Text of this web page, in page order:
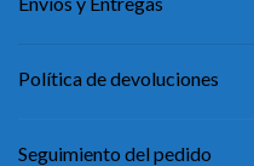
Política de devoluciones
Seguimiento del pedido